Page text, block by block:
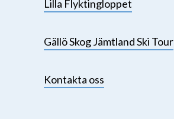
Lilla Flyktingloppet
Gällö Skog Jämtland Ski Tour
Kontakta oss